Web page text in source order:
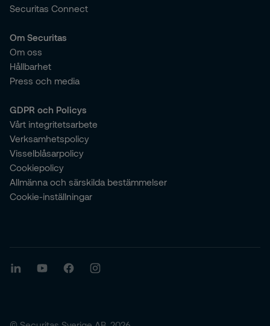
Securitas Connect
Om Securitas
Om oss
Hållbarhet
Press och media
GDPR och Policys
Vårt integritetsarbete
Verksamhetspolicy
Visselblåsarpolicy
Cookiepolicy
Allmänna och särskilda bestämmelser
Cookie-inställningar